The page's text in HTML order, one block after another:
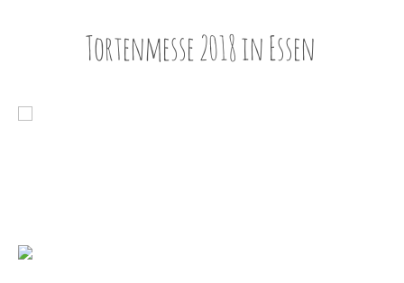
Tortenmesse 2018 in Essen